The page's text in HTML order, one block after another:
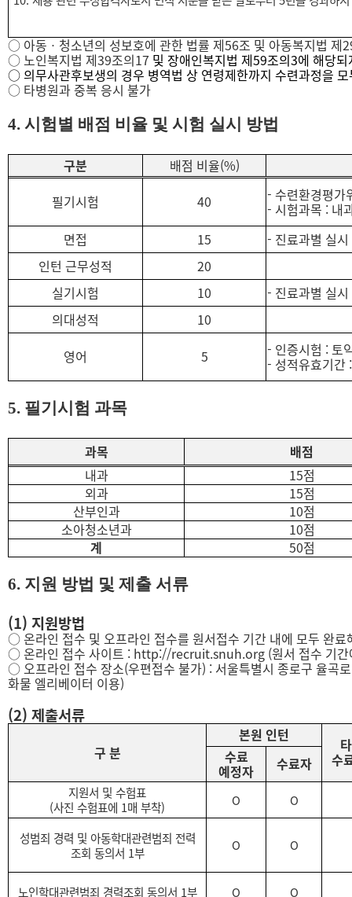
○ 아동 ㆍ 청소년의 성보호에 관한 법률 제56조 및 아동복지법 제
○노인복지법 제39조의17 및 장애인복지법 제59조의3에 해당
○ 의무사관후보생의 경우 병역법 상 연령제한까지 수련과정을
○ 타병원과 중복 응시 불가
4. 시험별 배점 비율 및 시험 실시 방법
구분 배점 비율(%)
필기시험
40 - 수련환경평가
- 시험과목 : 내
면접
15 - 진료과별 실시
인턴 근무성적
20
실기시험
10 - 진료과별 실시
의대성적
10
영어
5 - 인증시험 :토
- 성적유효기간
5. 필기시험 과목
과목
배점
내과
15점
외과
15점
산부인과
10점
소아청소년과
10점
계
50점
6. 지원 방법 및 제출 서류
(1) 지원방법
○온라인 접수 및 오프라인 접수를 원서접수 기간 내에 모두 완료
○온라인 접수 사이트 : http://recruit.snuh.org (원서 접수 기
○오프라인 접수 장소(우편접수 불가) : 서울특별시 종로구 율곡로
화물 엘리베이터 이용)
(2) 제출서류
구 분
본원 인턴
수
수료
예정자 수료자
지원서 및 수험표
(사진 수험표에 1매 부착) O O
성범죄 경력 및 아동학대관련범죄 전력
조회 동의서 1부 O O
노인학대관련범죄 경력조회 동의서 1부 O O